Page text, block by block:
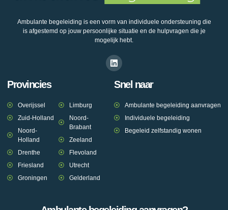
Ambulante begeleiding is een vorm van individuele ondersteuning die
is afgestemd op jouw persoonlijke situatie en de hulpvragen die je
mogelijk hebt.
Provincies
Overijssel
Zuid-Holland
Noord-
Holland
Drenthe
Friesland
Groningen
Limburg
Noord-
Brabant
Zeeland
Flevoland
Utrecht
Gelderland
Snel naar
Ambulante begeleiding aanvragen
Individuele begeleiding
Begeleid zelfstandig wonen